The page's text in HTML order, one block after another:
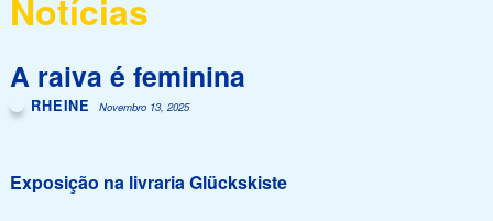
Notícias
A raiva é feminina
RHEINE Novembro 13, 2025
Exposição na livraria Glückskiste